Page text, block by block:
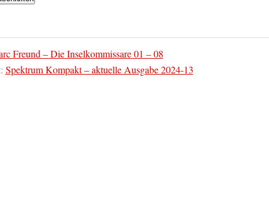
Freund – Die Inselkommissare 01 – 08
Spektrum Kompakt – aktuelle Ausgabe 2024-13